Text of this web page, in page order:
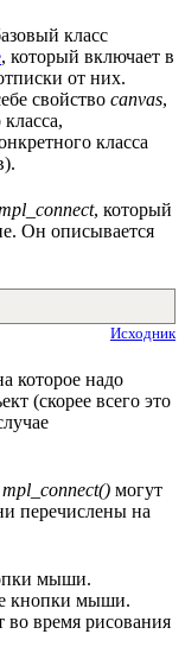
класс
, который включает в
от них.
свойство canvas,
класса
, который
Он описывается
Исходник
которое надо
(скорее всего это
mpl_connect() могут
перечислены на
мыши.
кнопки мыши.
во время рисования